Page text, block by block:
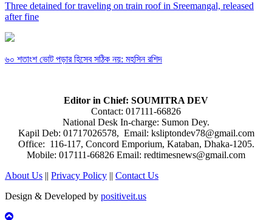
Three detained for traveling on train roof in Sreemangal, released
after fine
৬০ শতাংশ ভোট পড়ার হিসেব সঠিক নয়: মহসিন রশিদ
Editor in Chief: SOUMITRA DEV
Contact: 017111-66826
National Desk In-charge: Sumon Dey.
Kapil Deb: 01717026578, Email: ksliptondev78@gmail.com
Office: 116-117, Concord Emporium, Kataban, Dhaka-1205.
Mobile: 017111-66826 Email: redtimesnews@gmail.com
About Us || Privacy Policy || Contact Us
Design & Developed by positiveit.us